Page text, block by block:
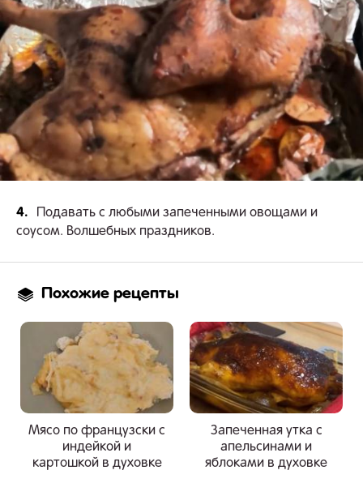
4.
Подавать с любыми запеченными овощами и
соусом. Волшебных праздников.
Похожие рецепты
Мясо по французски с
индейкой и
картошкой в духовке
Запеченная утка с
апельсинами и
яблоками в духовке